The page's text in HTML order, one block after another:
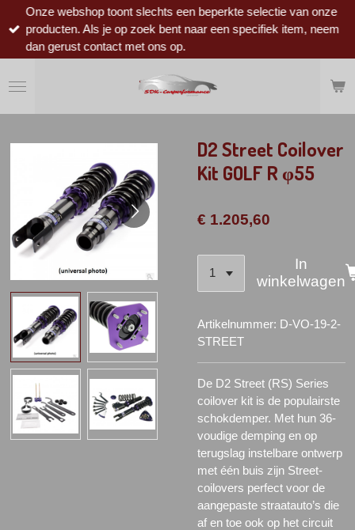
direct
naar
hoofdinhoud
Onze webshop toont slechts een beperkte selectie van onze
producten. Als je op zoek bent naar een specifiek item, neem
dan gerust contact met ons op.
D2 Street Coilover
Kit GOLF R φ55
€ 1.205,60
In
winkelwagen
Artikelnummer: D-VO-19-2-
STREET
De D2 Street (RS) Series
coilover kit is de populairste
schokdemper. Met hun 36-
voudige demping en op
terugslag instelbare ontwerp
met één buis zijn Street-
coilovers perfect voor de
aangepaste straatauto’s die
af en toe ook op het circuit